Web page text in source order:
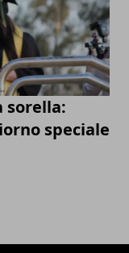
sorella:
speciale